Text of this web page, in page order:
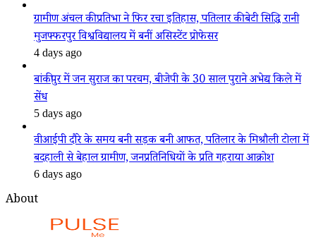
ग्रामीण अंचल की प्रतिभा ने फिर रचा इतिहास, पतिलार की बेटी सिद्धि रानी
मुजफ्फरपुर विश्वविद्यालय में बनीं असिस्टेंट प्रोफेसर
4 days ago
बांकीपुर में जन सुराज का परचम, बीजेपी के 30 साल पुराने अभेद्य किले में
सेंध
5 days ago
वीआईपी दौरे के समय बनी सड़क बनी आफत, पतिलार के मिश्रौली टोला में
बदहाली से बेहाल ग्रामीण, जनप्रतिनिधियों के प्रति गहराया आक्रोश
6 days ago
About